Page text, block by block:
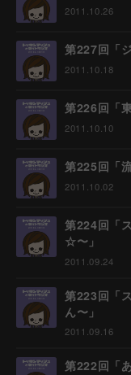
2011.10.26
第227回「
2011.10.18
第226回「
2011.10.10
第225回「
2011.10.02
第224回「
☆〜」
2011.09.24
第223回「
ん〜」
2011.09.16
第222回「